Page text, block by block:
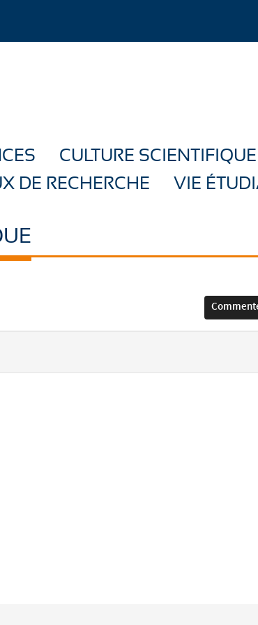
CULTURE SCIENTIFIQUE
DE RECHERCHE
VIE